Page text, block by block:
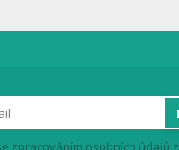
zpracováním osobních údajů